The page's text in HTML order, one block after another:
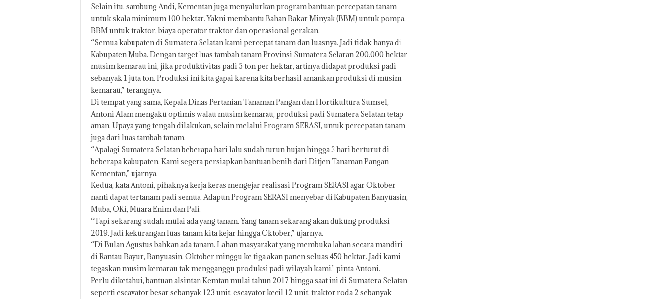
Selain itu, sambung Andi, Kementan juga menyalurkan program bantuan percepatan tanam
untuk skala minimum 100 hektar. Yakni membantu Bahan Bakar Minyak (BBM) untuk pompa,
BBM untuk traktor, biaya operator traktor dan operasional gerakan.
“Semua kabupaten di Sumatera Selatan kami percepat tanam dan luasnya. Jadi tidak hanya di
Kabupaten Muba. Dengan target luas tambah tanam Provinsi Sumatera Selaran 200.000 hektar
musim kemarau ini, jika produktivitas padi 5 ton per hektar, artinya didapat produksi padi
sebanyak 1 juta ton. Produksi ini kita gapai karena kita berhasil amankan produksi di musim
kemarau,” terangnya.
Di tempat yang sama, Kepala Dinas Pertanian Tanaman Pangan dan Hortikultura Sumsel,
Antoni Alam mengaku optimis walau musim kemarau, produksi padi Sumatera Selatan tetap
aman. Upaya yang tengah dilakukan, selain melalui Program SERASI, untuk percepatan tanam
juga dari luas tambah tanam.
“Apalagi Sumatera Selatan beberapa hari lalu sudah turun hujan hingga 3 hari berturut di
beberapa kabupaten. Kami segera persiapkan bantuan benih dari Ditjen Tanaman Pangan
Kementan,” ujarnya.
Kedua, kata Antoni, pihaknya kerja keras mengejar realisasi Program SERASI agar Oktober
nanti dapat tertanam padi semua. Adapun Program SERASI menyebar di Kabupaten Banyuasin,
Muba, OKi, Muara Enim dan Pali.
“Tapi sekarang sudah mulai ada yang tanam. Yang tanam sekarang akan dukung produksi
2019. Jadi kekurangan luas tanam kita kejar hingga Oktober,” ujarnya.
“Di Bulan Agustus bahkan ada tanam. Lahan masyarakat yang membuka lahan secara mandiri
di Rantau Bayur, Banyuasin, Oktober minggu ke tiga akan panen seluas 450 hektar. Jadi kami
tegaskan musim kemarau tak mengganggu produksi padi wilayah kami,” pinta Antoni.
Perlu diketahui, bantuan alsintan Kemtan mulai tahun 2017 hingga saat ini di Sumatera Selatan
seperti escavator besar sebanyak 123 unit, escavator kecil 12 unit, traktor roda 2 sebanyak